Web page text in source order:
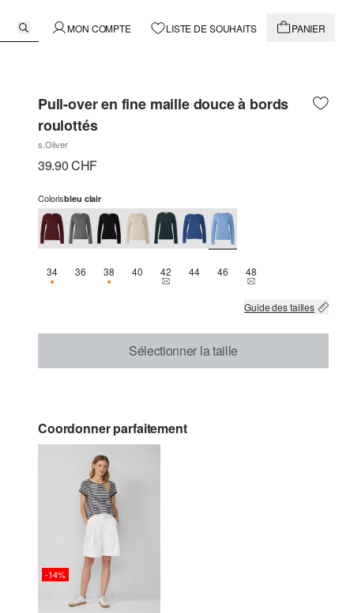
MON COMPTE LISTE DE SOUHAITS PANIER
Pull-over en fine maille douce à bords
roulottés
s.Oliver
39.90 CHF
Colorisbleu clair
34SEULEMENT 1 EN STOCK
36 38SEULEMENT 3 EN STOCK
40 42THIS SIZE IS CURRENTLY OUT OF STOCK
44 46 48THIS SIZE IS
Guide des tailles
Sélectionner la taille
Coordonner parfaitement
-14%